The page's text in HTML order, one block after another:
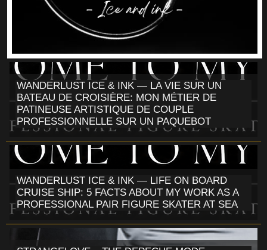
WANDERLUST ICE & INK — LA VIE SUR UN
BATEAU DE CROISIÈRE: MON MÉTIER DE
PATINEUSE ARTISTIQUE DE COUPLE
PROFESSIONNELLE SUR UN PAQUEBOT
WANDERLUST ICE & INK — LIFE ON BOARD
CRUISE SHIP: 5 FACTS ABOUT MY WORK AS A
PROFESSIONAL PAIR FIGURE SKATER AT SEA